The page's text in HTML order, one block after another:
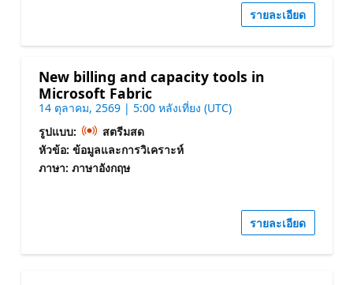
รายละเอียด
New billing and capacity tools in
Microsoft Fabric
14 ตุลาคม, 2569 | 5:00 หลังเที่ยง (UTC)
รูปแบบ:
สตรีมสด
หัวข้อ: ข้อมูลและการวิเคราะห์
ภาษา: ภาษาอังกฤษ
รายละเอียด